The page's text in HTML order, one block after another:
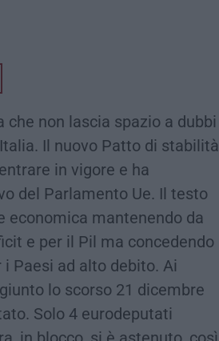
che non lascia spazio a dubbi
Il nuovo Patto di stabilità
in vigore e ha
del Parlamento Ue. Il testo
economica mantenendo da
e per il Pil ma concedendo
Paesi ad alto debito. Ai
lo scorso 21 dicembre
Solo 4 eurodeputati